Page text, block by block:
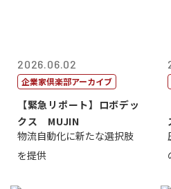
2026.06.02
企業家倶楽部アーカイブ
【緊急リポート】ロボデッ
クス MUJIN
物流自動化に新たな選択肢
を提供